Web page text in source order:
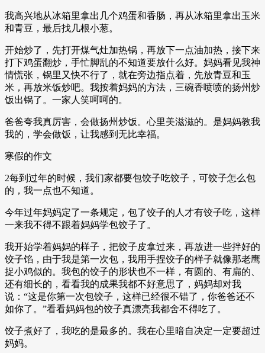
我高兴地从冰箱里拿出几个鸡蛋和香肠，再从冰箱里拿出玉米
和青豆，最后找几根小葱。
开始炒了，先打开煤气灶加热锅，再放下一点油加热，接下来
打下鸡蛋翻炒，手忙脚乱的不知道要放什么好。妈妈看见我神
情慌张，锅里又快不行了，就在旁边指点着，先放青豆和玉
米，再放米饭炒吧。我按着妈妈的方法，三碗香喷喷的扬州炒
饭出锅了。一家人笑呵呵的。
爸爸夸我真厉害，会做扬州炒饭。心里美滋滋的。是妈妈教我
我的，学会做饭，让我感到无比幸福。
寒假的作文
2每到过年的时候，我们家都要包饺子吃饺子，可饺子怎么包
的，我一点也不知道。
今年过年妈妈定了一条规定，包了饺子的人才有饺子吃，这样
一来我不得不跟着妈妈学包饺子了。
我开始学着妈妈的样子，把饺子皮拿过来，再放进一些拌好的
饺子馅，由于我是第一次包，我用手捏饺子的样子就像那老鹰
捉小鸡似的。我包的饺子的形状也不一样，有圆的、有扁的、
还有细长的，看看我的成果我都不好意思了，妈妈却对我
说：“这是你第一次包饺子，这样已经很不错了，你爸爸还不
如你了。”看看妈妈包的饺子真漂亮我都舍不得吃了。
饺子煮好了，我吃的是最多的。我在心里暗自决定一定要超过
妈妈。